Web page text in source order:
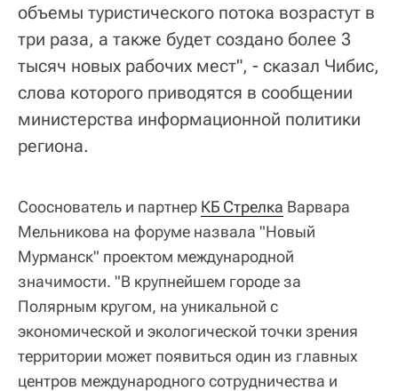
объемы туристического потока возрастут в
три раза, а также будет создано более 3
тысяч новых рабочих мест", - сказал Чибис,
слова которого приводятся в сообщении
министерства информационной политики
региона.
Сооснователь и партнер КБ Стрелка Варвара
Мельникова на форуме назвала "Новый
Мурманск" проектом международной
значимости. "В крупнейшем городе за
Полярным кругом, на уникальной с
экономической и экологической точки зрения
территории может появиться один из главных
центров международного сотрудничества и